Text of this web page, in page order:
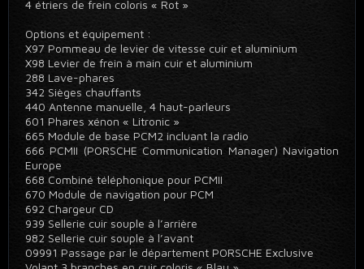
4 étriers de frein coloris « Rot »
Options et équipement :
X97 Pommeau de levier de vitesse cuir et aluminium
X98 Levier de frein à main cuir et aluminium
288 Lave-phares
342 Sièges chauffants
440 Antenne manuelle, 4 haut-parleurs
601 Phares xénon « Litronic »
665 Module de base PCM2 incluant la radio
666 PCMII (PORSCHE Communication Manager) Navigation
Europe
668 Combiné téléphonique pour PCMII
670 Module de navigation pour PCM
692 Chargeur CD
939 Sellerie cuir souple à l’arrière
982 Sellerie cuir souple à l’avant
09991 Passage par le département PORSCHE Exclusive